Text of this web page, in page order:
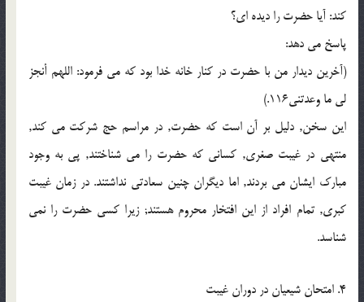
کند: آیا حضرت را دیده ای؟
پاسخ می دهد:
(آخرین دیدار من با حضرت در کنار خانه خدا بود که می فرمود: اللهم أنجز
لی ما وعدتنی116.)
این سخن, دلیل بر آن است که حضرت, در مراسم حج شرکت می کند,
منتهی در غیبت صغری, کسانی که حضرت را می شناختند, پی به وجود
مبارک ایشان می بردند, اما دیگران چنین سعادتی نداشتند. در زمان غیبت
کبری, تمام افراد از این افتخار محروم هستند; زیرا کسی حضرت را نمی
شناسد.
4. امتحان شیعیان در دوران غیبت